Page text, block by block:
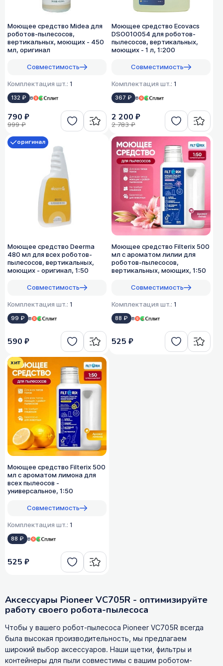
Моющее средство Midea для
роботов-пылесосов,
вертикальных, моющих - 450
мл, оригинал
Совместимость
Комплектация шт.: 1
132 ₽ в
790 ₽
999 ₽
Моющее средство Ecovacs
DSO010054 для роботов-
пылесосов, вертикальных,
моющих - 1 л, 1:200
Совместимость
Комплектация шт.: 1
367 ₽ в
2 200 ₽
2 783 ₽
Моющее средство Deerma
480 мл для всех роботов-
пылесосов, вертикальных,
моющих - оригинал, 1:50
Совместимость
Комплектация шт.: 1
99 ₽ в
оригинал
590 ₽
Моющее средство Filterix 500
мл с ароматом лилии для
роботов-пылесосов,
вертикальных, моющих, 1:50
Совместимость
Комплектация шт.: 1
88 ₽ в
525 ₽
Моющее средство Filterix 500
мл с ароматом лимона для
всех пылеосов -
универсальное, 1:50
Совместимость
Комплектация шт.: 1
88 ₽ в
хит
525 ₽
Аксессуары Pioneer VC705R - оптимизируйте
работу своего робота-пылесоса
Чтобы у вашего робот-пылесоса Pioneer VC705R всегда
была высокая производительность, мы предлагаем
широкий выбор аксессуаров. Наши щетки, фильтры и
контейнеры для пыли совместимы с вашим роботом-